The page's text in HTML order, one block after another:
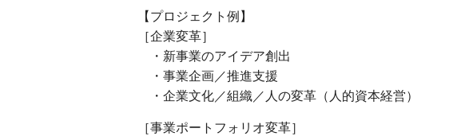
【プロジェクト例】
［企業変革］
・新事業のアイデア創出
・事業企画／推進支援
・企業文化／組織／人の変革（人的資本経営）
［事業ポートフォリオ変革］